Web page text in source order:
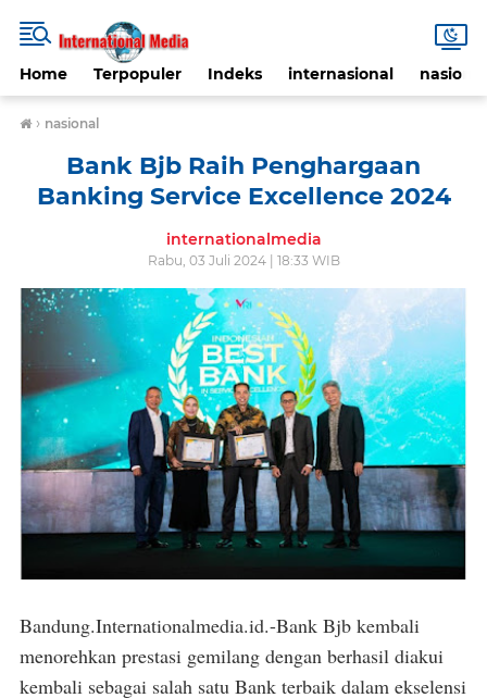
Home Terpopuler Indeks internasional nasional
› nasional
Bank Bjb Raih Penghargaan
Banking Service Excellence 2024
internationalmedia
Rabu, 03 Juli 2024 | 18:33 WIB
Bandung.Internationalmedia.id.-Bank Bjb kembali
menorehkan prestasi gemilang dengan berhasil diakui
kembali sebagai salah satu Bank terbaik dalam ekselensi